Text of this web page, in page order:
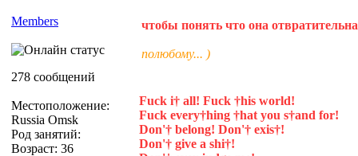
Members
278 сообщений
Местоположение:
Russia Omsk
Род занятий:
Возраст: 36
чтобы понять что она
полюбому... )
Fuck i† all! Fuck †his world!
Fuck every†hing †hat you s†and for!
Don'† belong! Don'† exis†!
Don'† give a shi†!